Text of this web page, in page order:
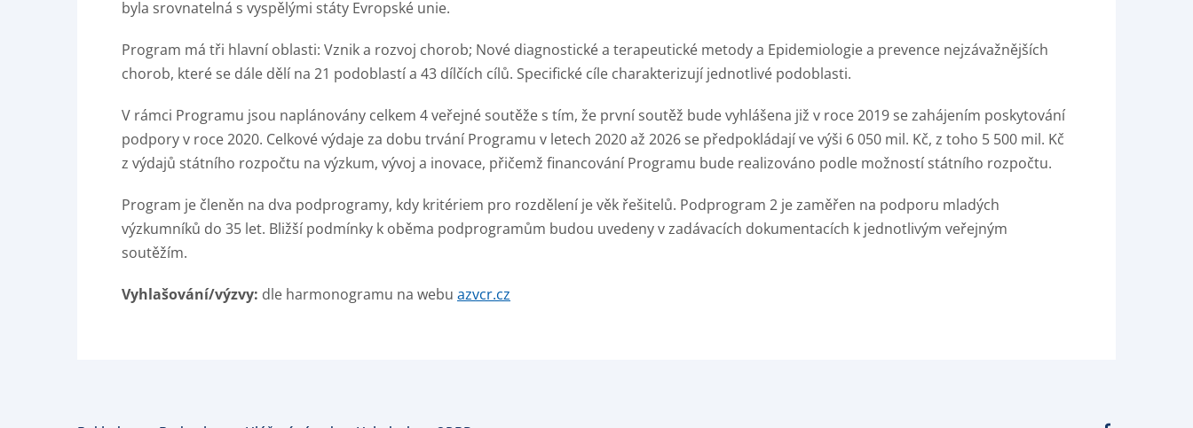
byla srovnatelná s vyspělými státy Evropské unie.
Program má tři hlavní oblasti: Vznik a rozvoj chorob; Nové diagnostické a terapeutické metody a Epidemiologie a prevence nejzávažnějších
chorob, které se dále dělí na 21 podoblastí a 43 dílčích cílů. Specifické cíle charakterizují jednotlivé podoblasti.
V rámci Programu jsou naplánovány celkem 4 veřejné soutěže s tím, že první soutěž bude vyhlášena již v roce 2019 se zahájením poskytování
podpory v roce 2020. Celkové výdaje za dobu trvání Programu v letech 2020 až 2026 se předpokládají ve výši 6 050 mil. Kč, z toho 5 500 mil. Kč
z výdajů státního rozpočtu na výzkum, vývoj a inovace, přičemž financování Programu bude realizováno podle možností státního rozpočtu.
Program je členěn na dva podprogramy, kdy kritériem pro rozdělení je věk řešitelů. Podprogram 2 je zaměřen na podporu mladých
výzkumníků do 35 let. Bližší podmínky k oběma podprogramům budou uvedeny v zadávacích dokumentacích k jednotlivým veřejným
soutěžím.
Vyhlašování/výzvy: dle harmonogramu na webu azvcr.cz